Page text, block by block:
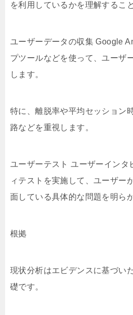
を利用しているかを理解するこ
ユーザーデータの収集 Google
プツールなどを使って、ユーザ
します。
特に、離脱率や平均セッション
路などを重視します。
ユーザーテスト ユーザーインタ
ィテストを実施して、ユーザー
面している具体的な問題を明ら
根拠
現状分析はエビデンスに基づい
礎です。